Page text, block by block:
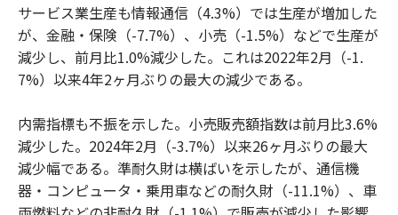
サービス業生産も情報通信（4.3%）では生産が増加した
が、金融・保険（-7.7%）、小売（-1.5%）などで生産が
減少し、前月比1.0%減少した。これは2022年2月（-1.
7%）以来4年2ヶ月ぶりの最大の減少である。
内需指標も不振を示した。小売販売額指数は前月比3.6%
減少した。2024年2月（-3.7%）以来26ヶ月ぶりの最大
減少幅である。準耐久財は横ばいを示したが、通信機
器・コンピュータ・乗用車などの耐久財（-11.1%）、車